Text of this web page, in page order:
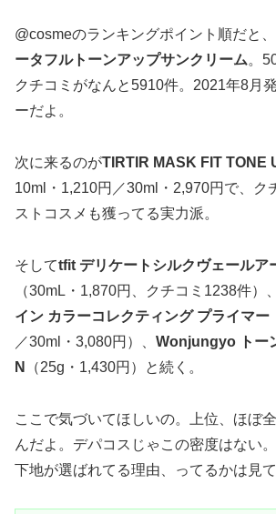
@cosmeのランキングポイント順だと
ータフルトーンアップサンクリーム。
クチコミがなんと5910件。2021年8月
ーだよ。
次に来るのがTIRTIR MASK FIT TONE
10ml・1,210円／30ml・2,970円で、ク
ストコスメも獲ってる実力派。
そしてtfit デリケートシルクヴェールア
（30mL・1,870円、クチコミ1238件）、
イン カラーコレクティング プライマー
／30ml・3,080円）、 Wonjungyo トー
N
（25g・1,430円）と続く。
ここで気づいてほしいの。上位、ほぼ
んだよ。デパコスじゃこの密度はない
下地が選ばれてる理由、ってるかは見て